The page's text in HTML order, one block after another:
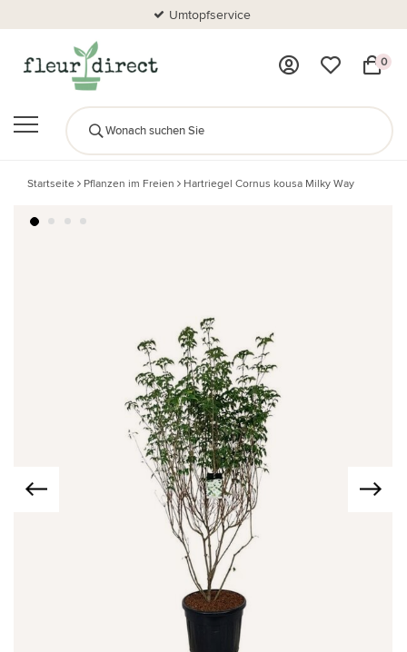
Umtopfservice
0
Startseite Pflanzen im Freien Hartriegel Cornus kousa Milky Way